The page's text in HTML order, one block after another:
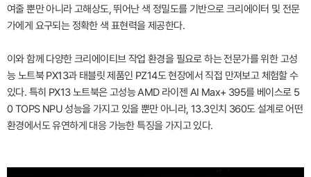
여줄 뿐만 아니라 고해상도, 뛰어난 색 정밀도를 기반으로 크리에이터 및 전문
가에게 요구되는 정확한 색 표현력을 제공한다.
이와 함께 다양한 크리에이티브 작업 환경을 필요로 하는 전문가를 위한 고성
능 노트북 PX13과 태블릿 제품인 PZ14도 현장에서 직접 만져보고 체험할 수
있다. 특히 PX13 노트북은 고성능 AMD 라이젠 AI Max+ 395를 베이스로 5
0 TOPS NPU 성능을 가지고 있을 뿐만 아니라, 13.3인치 360도 설계로 어떤
환경에서도 유연하게 대응 가능한 특징을 가지고 있다.